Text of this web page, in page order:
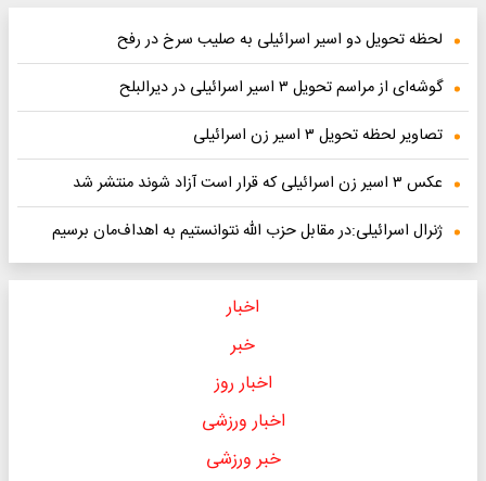
لحظه تحویل دو اسیر اسرائیلی به صلیب سرخ در رفح
گوشه‌ای از مراسم تحویل ۳ اسیر اسرائیلی در دیرالبلح
تصاویر لحظه تحویل ۳ اسیر زن اسرائیلی
عکس ۳ اسیر زن اسرائیلی که قرار است آزاد شوند منتشر شد
ژنرال اسرائیلی:در مقابل حزب الله نتوانستیم به اهداف‌مان برسیم
اخبار
خبر
اخبار روز
اخبار ورزشی
خبر ورزشی